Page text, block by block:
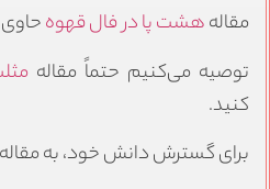
مقالههشت پا در فال قهوهحاوی
توصیه می‌کنیم حتماً مقاله
کنید.
برای گسترش دانش خود، به مقاله